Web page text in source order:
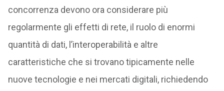
concorrenza devono ora considerare più
regolarmente gli effetti di rete, il ruolo di enormi
quantità di dati, l’interoperabilità e altre
caratteristiche che si trovano tipicamente nelle
nuove tecnologie e nei mercati digitali, richiedendo